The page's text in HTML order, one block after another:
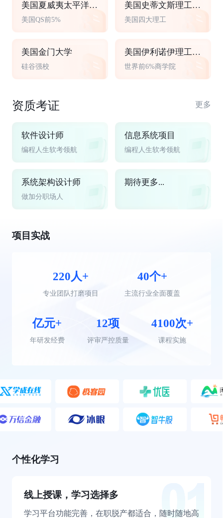
美国夏威夷太平洋大学
美国QS前5%
美国史蒂文斯理工学院
美国四大理工
美国金门大学
硅谷强校
美国伊利诺伊理工大学
世界前6%商学院
资质考证 更多
软件设计师
编程人生软考领航
信息系统项目
编程人生软考领航
系统架构设计师
做加分职场人
期待更多...
项目实战
220人+
专业团队打磨项目
40个+
主流行业全面覆盖
亿元+
年研发经费
12项
评审严控质量
4100次+
课程实施
个性化学习
线上授课，学习选择多
学习平台功能完善，在职脱产都适合，随时随地高